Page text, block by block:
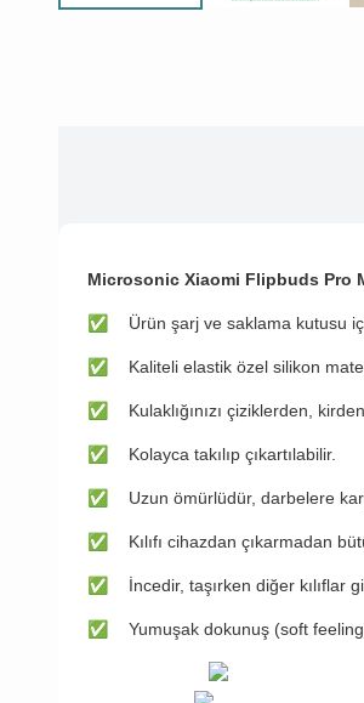
Microsonic Xiaomi Flipbuds Pro
✅ ​​​Ürün şarj ve saklama kutusu
✅ Kaliteli elastik özel silikon
✅ Kulaklığınızı çiziklerden,
✅ Kolayca takılıp çıkartılabilir.
✅ Uzun ömürlüdür, darbelere
✅ Kılıfı cihazdan çıkarmadan
✅ İncedir, taşırken diğer kılıflar
✅ Yumuşak dokunuş (soft